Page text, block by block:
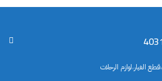
الغيار،لوازم الرحلات